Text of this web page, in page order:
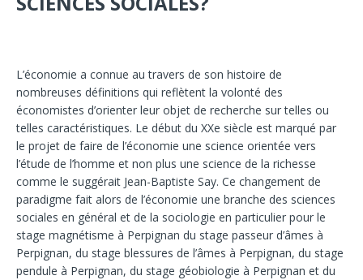
L’économie a connue au travers de son histoire de
nombreuses définitions qui reflètent la volonté des
économistes d’orienter leur objet de recherche sur telles ou
telles caractéristiques. Le début du XXe siècle est marqué par
le projet de faire de l’économie une science orientée vers
l’étude de l’homme et non plus une science de la richesse
comme le suggérait Jean-Baptiste Say. Ce changement de
paradigme fait alors de l’économie une branche des sciences
sociales en général et de la sociologie en particulier pour le
stage magnétisme à Perpignan du stage passeur d’âmes à
Perpignan, du stage blessures de l’âmes à Perpignan, du stage
pendule à Perpignan, du stage géobiologie à Perpignan et du